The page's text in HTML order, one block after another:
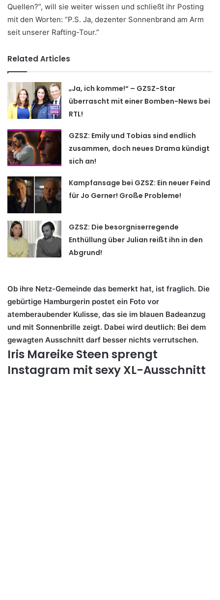
Quellen?”, will sie weiter wissen und schließt ihr Posting
mit den Worten: “P.S. Ja, dezenter Sonnenbrand am Arm
seit unserer Rafting-Tour.”
Related Articles
„Ja, ich komme!“ – GZSZ-Star
überrascht mit einer Bomben-News bei
RTL!
GZSZ: Emily und Tobias sind endlich
zusammen, doch neues Drama kündigt
sich an!
Kampfansage bei GZSZ: Ein neuer Feind
für Jo Gerner! Große Probleme!
GZSZ: Die besorgniserregende
Enthüllung über Julian reißt ihn in den
Abgrund!
Ob ihre Netz-Gemeinde das bemerkt hat, ist fraglich. Die
gebürtige Hamburgerin postet ein Foto vor
atemberaubender Kulisse, das sie im blauen Badeanzug
und mit Sonnenbrille zeigt. Dabei wird deutlich: Bei dem
gewagten Ausschnitt darf besser nichts verrutschen.
Iris Mareike Steen sprengt
Instagram mit sexy XL-Ausschnitt